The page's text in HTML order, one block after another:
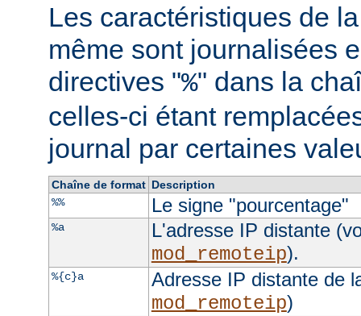
Les caractéristiques de
même sont journalisées
directives "%" dans la
celles-ci étant
journal par certaines
Chaîne de format Description
%%
Le signe "pourcentage"
%a
L'adresse IP distante
mod_remoteip).
%{c}a
Adresse IP distante de
mod_remoteip)